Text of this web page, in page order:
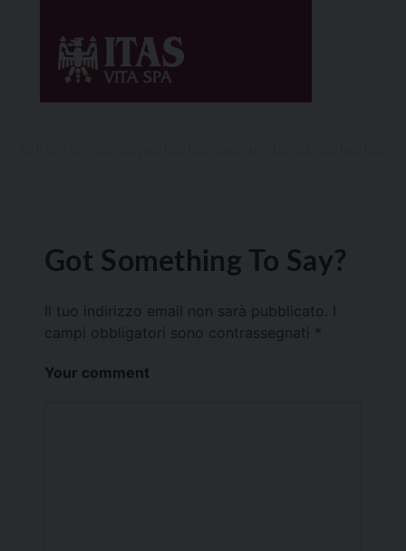
Got Something To Say?
Il tuo indirizzo email non sarà pubblicato.
campi obbligatori sono contrassegnati *
Your comment